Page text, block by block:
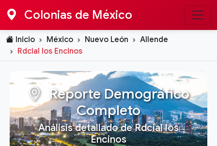
Colonias de México
Inicio México Nuevo León
Allende
Rdcial los Encinos
Reporte Demográfico
Completo
Análisis detallado de Rdcial los
Encinos